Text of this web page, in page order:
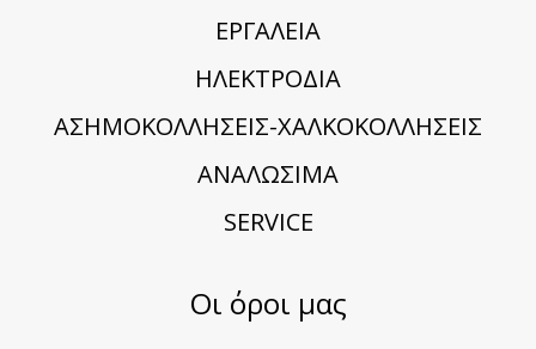
ΕΡΓΑΛΕΙΑ
ΗΛΕΚΤΡΟΔΙΑ
ΑΣΗΜΟΚΟΛΛΗΣΕΙΣ-ΧΑΛΚΟΚΟΛΛΗΣΕΙΣ
ΑΝΑΛΩΣΙΜΑ
SERVICE
Οι όροι μας